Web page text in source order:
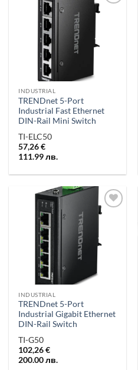
Добави в
INDUSTRIAL
TRENDnet 5-Port
Industrial Fast Ethernet
DIN-Rail Mini Switch
TI-ELC50
57,26€
111.99лв.
Добави в
INDUSTRIAL
TRENDnet 5-Port
Industrial Gigabit Ethernet
DIN-Rail Switch
TI-G50
102,26€
200.00лв.